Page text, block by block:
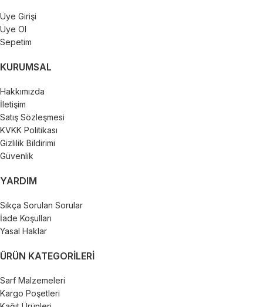
Üye Girişi
Üye Ol
Sepetim
KURUMSAL
Hakkımızda
İletişim
Satış Sözleşmesi
KVKK Politikası
Gizlilik Bildirimi
Güvenlik
YARDIM
Sıkça Sorulan Sorular
İade Koşulları
Yasal Haklar
ÜRÜN KATEGORILERI
Sarf Malzemeleri
Kargo Poşetleri